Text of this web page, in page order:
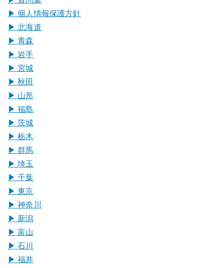
▶︎ 個人情報保護方針
▶︎ 北海道
▶︎ 青森
▶︎ 岩手
▶︎ 宮城
▶︎ 秋田
▶︎ 山形
▶︎ 福島
▶︎ 茨城
▶︎ 栃木
▶︎ 群馬
▶︎ 埼玉
▶︎ 千葉
▶︎ 東京
▶︎ 神奈川
▶︎ 新潟
▶︎ 富山
▶︎ 石川
▶︎ 福井